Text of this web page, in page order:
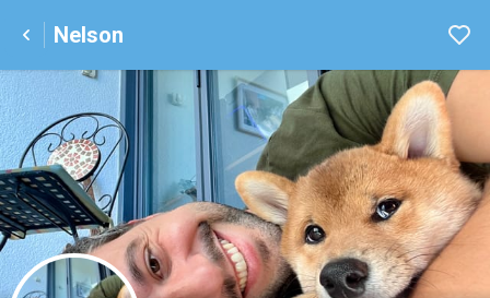
Nelson